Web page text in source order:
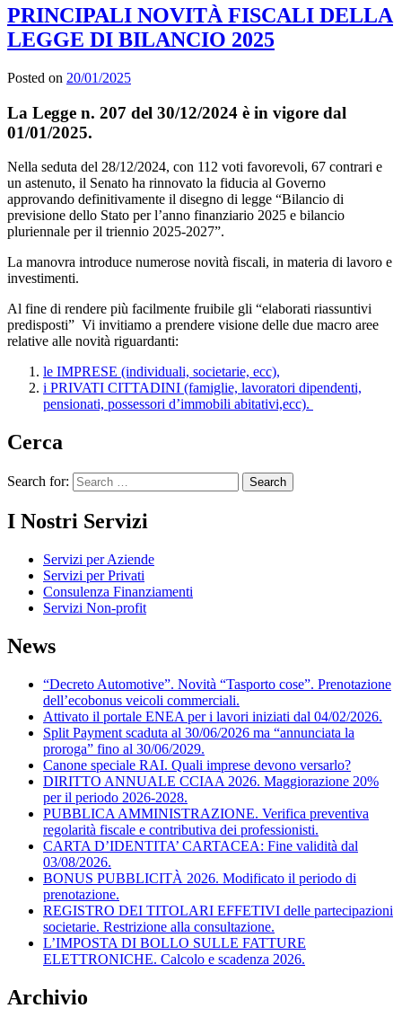
PRINCIPALI NOVITÀ FISCALI DELLA
LEGGE DI BILANCIO 2025
Posted on 20/01/2025
La Legge n. 207 del 30/12/2024 è in vigore dal
01/01/2025.
Nella seduta del 28/12/2024, con 112 voti favorevoli, 67 contrari e
un astenuto, il Senato ha rinnovato la fiducia al Governo
approvando definitivamente il disegno di legge “Bilancio di
previsione dello Stato per l’anno finanziario 2025 e bilancio
pluriennale per il triennio 2025-2027”.
La manovra introduce numerose novità fiscali, in materia di lavoro e
investimenti.
Al fine di rendere più facilmente fruibile gli “elaborati riassuntivi
predisposti” Vi invitiamo a prendere visione delle due macro aree
relative alle novità riguardanti:
le IMPRESE (individuali, societarie, ecc),
i PRIVATI CITTADINI (famiglie, lavoratori dipendenti,
pensionati, possessori d’immobili abitativi,ecc).
Cerca
Search for:
I Nostri Servizi
Servizi per Aziende
Servizi per Privati
Consulenza Finanziamenti
Servizi Non-profit
News
“Decreto Automotive”. Novità “Tasporto cose”. Prenotazione
dell’ecobonus veicoli commerciali.
Attivato il portale ENEA per i lavori iniziati dal 04/02/2026.
Split Payment scaduta al 30/06/2026 ma “annunciata la
proroga” fino al 30/06/2029.
Canone speciale RAI. Quali imprese devono versarlo?
DIRITTO ANNUALE CCIAA 2026. Maggiorazione 20%
per il periodo 2026-2028.
PUBBLICA AMMINISTRAZIONE. Verifica preventiva
regolarità fiscale e contributiva dei professionisti.
CARTA D’IDENTITA’ CARTACEA: Fine validità dal
03/08/2026.
BONUS PUBBLICITÀ 2026. Modificato il periodo di
prenotazione.
REGISTRO DEI TITOLARI EFFETIVI delle partecipazioni
societarie. Restrizione alla consultazione.
L’IMPOSTA DI BOLLO SULLE FATTURE
ELETTRONICHE. Calcolo e scadenza 2026.
Archivio